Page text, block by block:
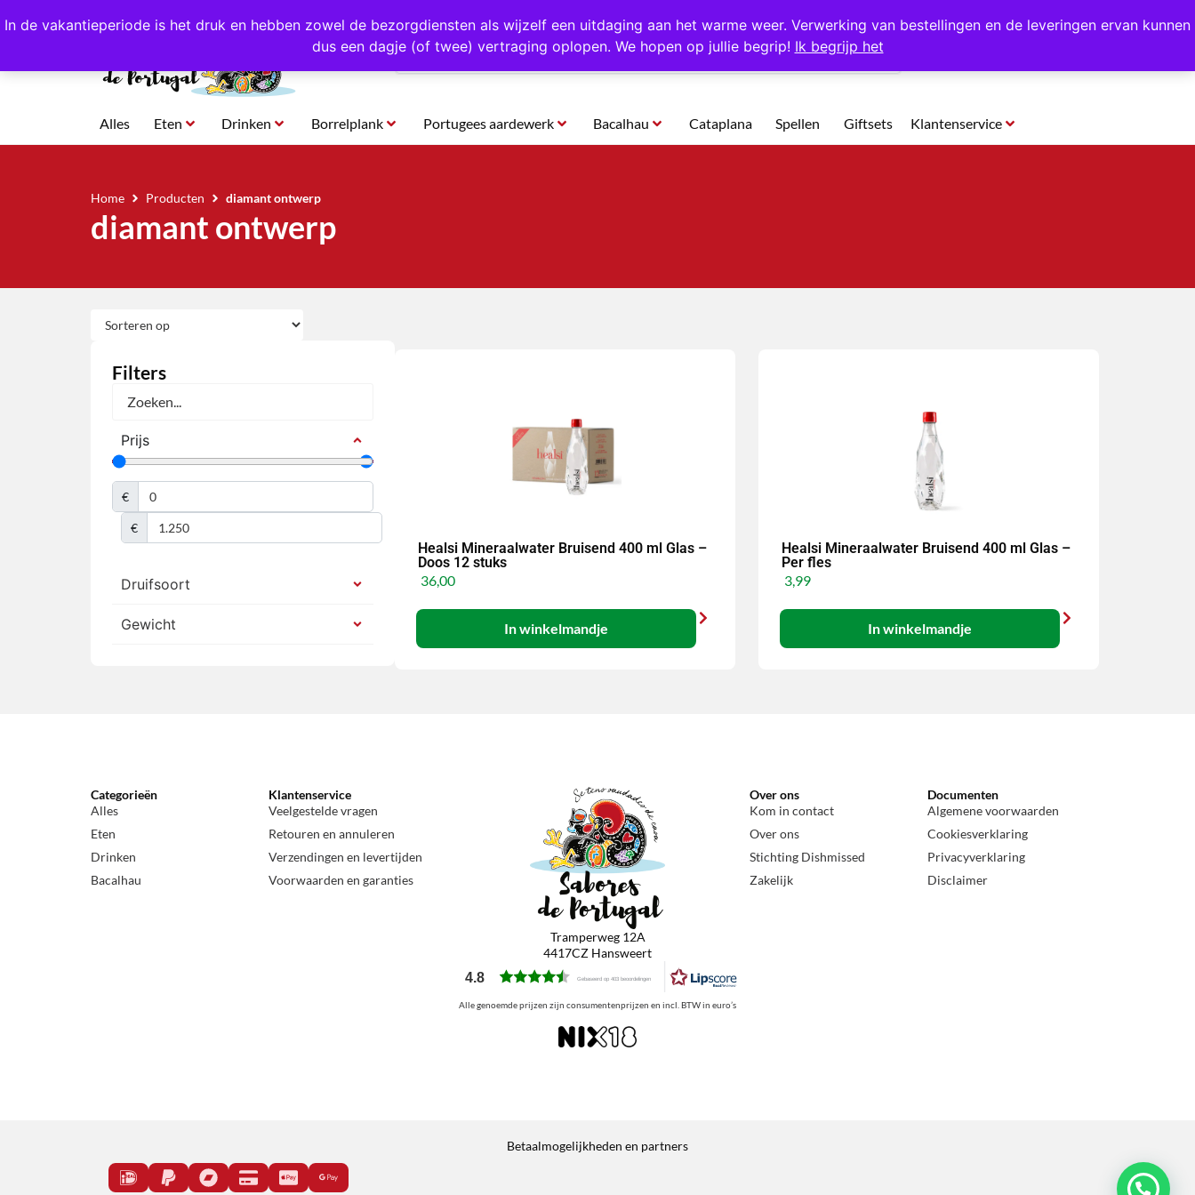
In de vakantieperiode is het druk en hebben zowel de bezorgdiensten als wijzelf een uitdaging aan het warme weer. Verwerking van bestellingen en de leveringen ervan kunnen
dus een dagje (of twee) vertraging oplopen. We hopen op jullie begrip! Ik begrijp het
4,8/5,0 sterren beoordeeld! Eigen import uit Portugal Altijd 1000 verschillende producten op voorraad Gratis op te halen in Hansweert
Alles Eten Drinken Borrelplank Portugees aardewerk Bacalhau Cataplana Spellen Giftsets Klantenservice
Home Producten diamant ontwerp
diamant ontwerp
Filters
Prijs
€
€
Druifsoort
Gewicht
Healsi Mineraalwater Bruisend 400 ml Glas –
Doos 12 stuks
36,00
In winkelmandje
Healsi Mineraalwater Bruisend 400 ml Glas –
Per fles
3,99
In winkelmandje
Categorieën
Alles
Eten
Drinken
Bacalhau
Klantenservice
Veelgestelde vragen
Retouren en annuleren
Verzendingen en levertijden
Voorwaarden en garanties
Tramperweg 12A
4417CZ Hansweert
4.8 Gebaseerd op 403 beoordelingen
Alle genoemde prijzen zijn consumentenprijzen en incl. BTW in euro’s
Over ons
Kom in contact
Over ons
Stichting Dishmissed
Zakelijk
Documenten
Algemene voorwaarden
Cookiesverklaring
Privacyverklaring
Disclaimer
Betaalmogelijkheden en partners